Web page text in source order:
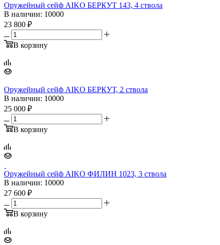
Оружейный сейф AIKO БЕРКУТ 143, 4 ствола
В наличии: 10000
23 800 ₽
В корзину
Оружейный сейф AIKO БЕРКУТ, 2 ствола
В наличии: 10000
25 000 ₽
В корзину
Оружейный сейф AIKO ФИЛИН 1023, 3 ствола
В наличии: 10000
27 600 ₽
В корзину